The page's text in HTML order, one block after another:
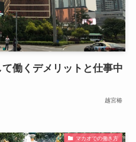
働くデメリットと仕事中
越宮椿
マカオでの働き方